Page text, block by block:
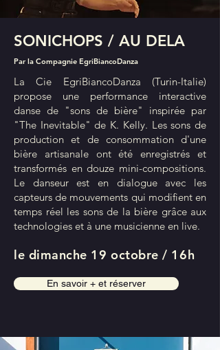
SONICHOPS / AU DELA
Par la Compagnie EgriBiancoDanza
La Cie EgriBiancoDanza (Turin-Italie)
propose une performance interactive
danse de "sons de bière" inspirée par
"The Inevitable" de K. Kelly. Les sons de
production et de consommation d'une
bière artisanale ont été enregistrés et
transformés en douze mini-compositions.
Le danseur est en dialogue avec les
capteurs de mouvements qui modifient en
temps réel les sons de la bière grâce aux
technologies et à une musicienne en live.
le dimanche 19 octobre / 16h
En savoir + et réserver